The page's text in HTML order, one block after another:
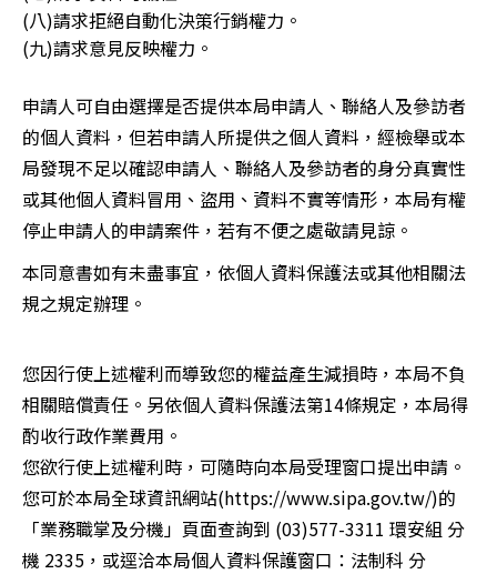
(八)請求拒絕自動化決策行銷權力。
(九)請求意見反映權力。
申請人可自由選擇是否提供本局申請人、聯絡人及參訪者
的個人資料，但若申請人所提供之個人資料，經檢舉或本
局發現不足以確認申請人、聯絡人及參訪者的身分真實性
或其他個人資料冒用、盜用、資料不實等情形，本局有權
停止申請人的申請案件，若有不便之處敬請見諒。
本同意書如有未盡事宜，依個人資料保護法或其他相關法
規之規定辦理。
您因行使上述權利而導致您的權益產生減損時，本局不負
相關賠償責任。另依個人資料保護法第14條規定，本局得
酌收行政作業費用。
您欲行使上述權利時，可隨時向本局受理窗口提出申請。
您可於本局全球資訊網站(https://www.sipa.gov.tw/)的
「業務職掌及分機」頁面查詢到 (03)577-3311 環安組 分
機 2335，或逕洽本局個人資料保護窗口：法制科 分